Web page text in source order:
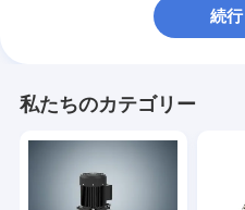
油圧方向制御弁
パワー・パック モーター
続行
私たちのカテゴリー